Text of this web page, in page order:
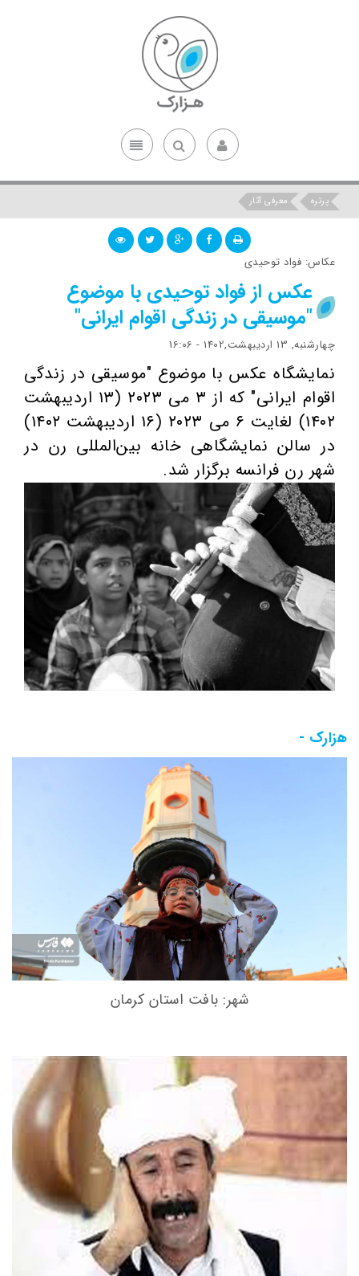
پرتره معرفی آثار
عکاس: فواد توحیدی
عکس از فواد توحیدی با موضوع
"موسیقی در زندگی اقوام ایرانی"
چهارشنبه, 13 اردیبهشت,1402 - 16:06
نمایشگاه عکس با موضوع "موسیقی در زندگی
اقوام ایرانی" که از ۳ می ۲۰۲۳ (۱۳ اردیبهشت
۱۴۰۲) لغایت ۶ می ۲۰۲۳ (۱۶ اردیبهشت ۱۴۰۲)
در سالن نمایشگاهی خانه بین‌المللی رن در
شهر رن فرانسه برگزار شد.
هزارک -
شهر: بافت استان کرمان